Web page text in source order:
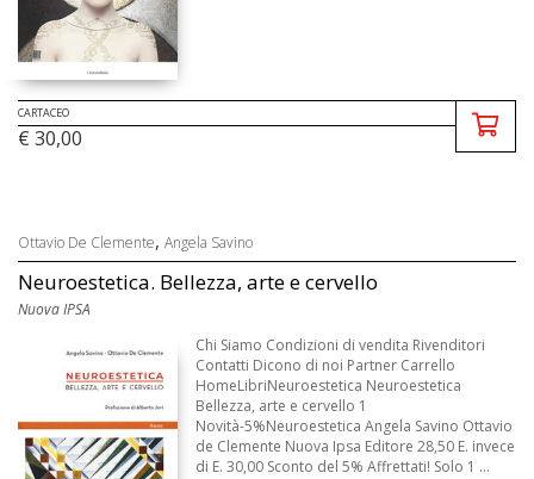
CARTACEO
€ 30,00
Ottavio De Clemente, Angela Savino
Neuroestetica. Bellezza, arte e cervello
Nuova IPSA
Chi Siamo Condizioni di vendita Rivenditori
Contatti Dicono di noi Partner Carrello
HomeLibriNeuroestetica Neuroestetica
Bellezza, arte e cervello 1
Novità-5%Neuroestetica Angela Savino Ottavio
de Clemente Nuova Ipsa Editore 28,50 E. invece
di E. 30,00 Sconto del 5% Affrettati! Solo 1 ...